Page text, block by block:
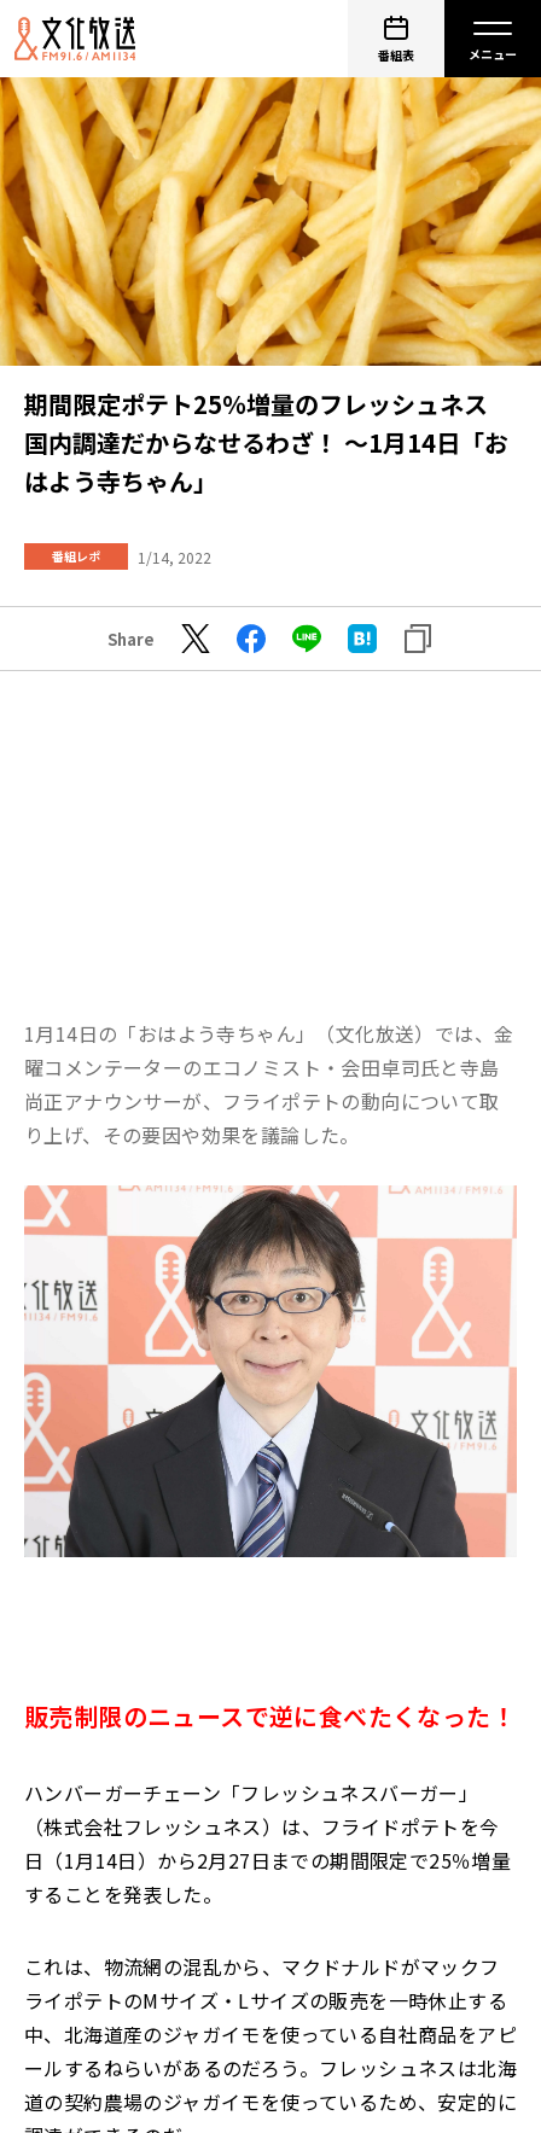
番組表
期間限定ポテト25％増量のフレッシュネス
国内調達だからなせるわざ！ ～1月14日「お
はよう寺ちゃん」
番組レポ 1/14, 2022
Share
1月14日の「おはよう寺ちゃん」（文化放送）では、金
曜コメンテーターのエコノミスト・会田卓司氏と寺島
尚正アナウンサーが、フライポテトの動向について取
り上げ、その要因や効果を議論した。
販売制限のニュースで逆に食べたくなった！
ハンバーガーチェーン「フレッシュネスバーガー」
（株式会社フレッシュネス）は、フライドポテトを今
日（1月14日）から2月27日までの期間限定で25％増量
することを発表した。
これは、物流網の混乱から、マクドナルドがマックフ
ライポテトのMサイズ・Lサイズの販売を一時休止する
中、北海道産のジャガイモを使っている自社商品をアピ
ールするねらいがあるのだろう。フレッシュネスは北海
道の契約農場のジャガイモを使っているため、安定的に